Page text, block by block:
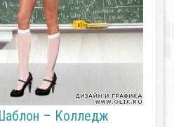
– Колледж